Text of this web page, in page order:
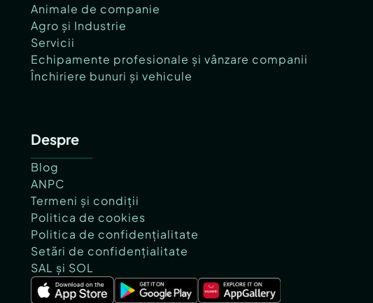
Animale de companie
Agro și Industrie
Servicii
Echipamente profesionale și vânzare companii
Închiriere bunuri și vehicule
Despre
Blog
ANPC
Termeni și condiții
Politica de cookies
Politica de confidențialitate
Setări de confidențialitate
SAL și SOL